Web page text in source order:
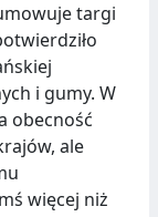
targi
i gumy. W
obecność
ale
więcej niż